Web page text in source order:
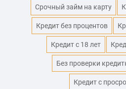
Срочный займ на карту
Кредит без процентов
Кредит с 18 лет
Без проверки
Кредит с